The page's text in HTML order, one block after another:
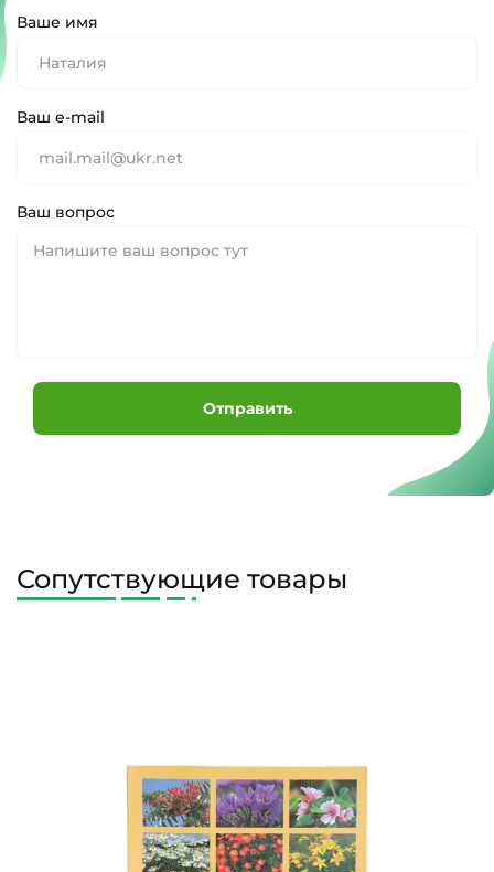
Ваше имя
Ваш e-mail
Ваш вопрос
Отправить
Сопутствующие товары